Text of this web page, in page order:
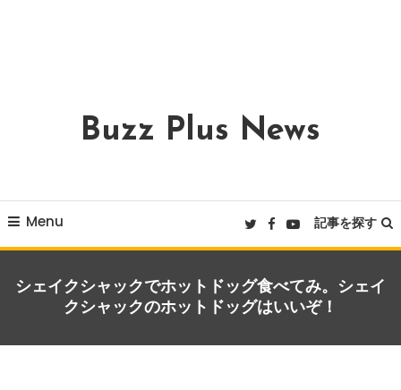
Buzz Plus News
Menu 記事を探す
シェイクシャックでホットドッグ食べてみ。シェイ
クシャックのホットドッグはいいぞ！